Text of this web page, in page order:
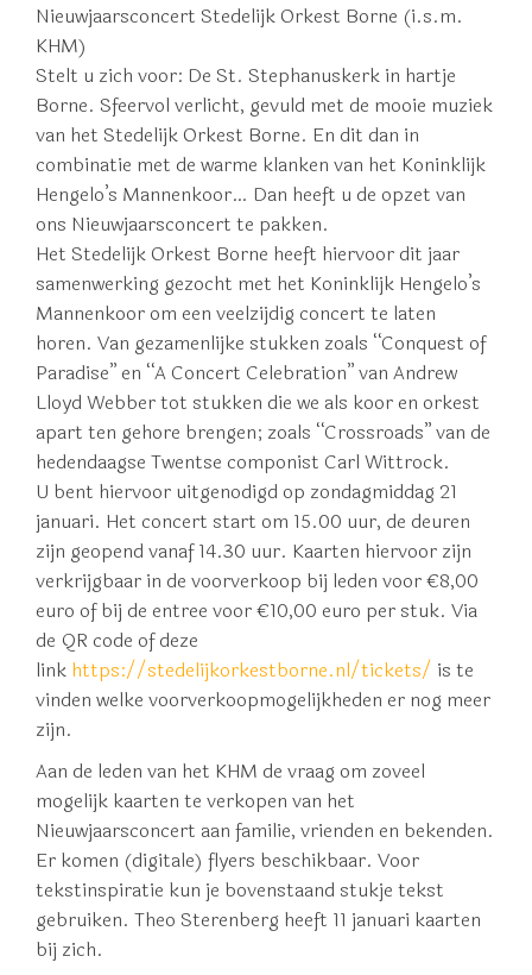
Nieuwjaarsconcert Stedelijk Orkest Borne (i.s.m.
KHM)
Stelt u zich voor: De St. Stephanuskerk in hartje
Borne. Sfeervol verlicht, gevuld met de mooie muziek
van het Stedelijk Orkest Borne. En dit dan in
combinatie met de warme klanken van het Koninklijk
Hengelo’s Mannenkoor… Dan heeft u de opzet van
ons Nieuwjaarsconcert te pakken.
Het Stedelijk Orkest Borne heeft hiervoor dit jaar
samenwerking gezocht met het Koninklijk Hengelo’s
Mannenkoor om een veelzijdig concert te laten
horen. Van gezamenlijke stukken zoals “Conquest of
Paradise” en “A Concert Celebration” van Andrew
Lloyd Webber tot stukken die we als koor en orkest
apart ten gehore brengen; zoals “Crossroads” van de
hedendaagse Twentse componist Carl Wittrock.
U bent hiervoor uitgenodigd op zondagmiddag 21
januari. Het concert start om 15.00 uur, de deuren
zijn geopend vanaf 14.30 uur. Kaarten hiervoor zijn
verkrijgbaar in de voorverkoop bij leden voor €8,00
euro of bij de entree voor €10,00 euro per stuk. Via
de QR code of deze
link https://stedelijkorkestborne.nl/tickets/ is te
vinden welke voorverkoopmogelijkheden er nog meer
zijn.
Aan de leden van het KHM de vraag om zoveel
mogelijk kaarten te verkopen van het
Nieuwjaarsconcert aan familie, vrienden en bekenden.
Er komen (digitale) flyers beschikbaar. Voor
tekstinspiratie kun je bovenstaand stukje tekst
gebruiken. Theo Sterenberg heeft 11 januari kaarten
bij zich.